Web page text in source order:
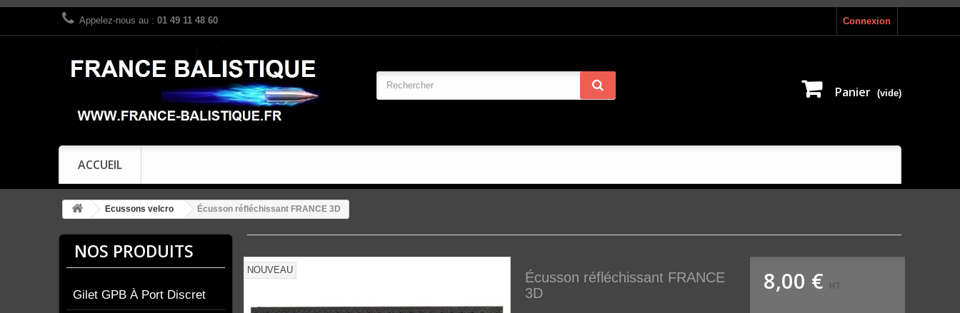
Connexion
Appelez-nous au : 01 49 11 48 60
Panier (vide)
ACCUEIL
Ecussons velcro Écusson réfléchissant FRANCE 3D
NOS PRODUITS
Gilet GPB À Port Discret
NOUVEAU
Écusson réfléchissant FRANCE
3D
8,00 € HT